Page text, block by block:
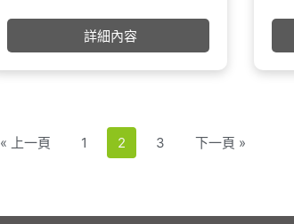
介於已在台上市的 SportContact 7
(SC7) 與 Ultra Contact 7 (UC7) 之
Macro-Block
部位採用大胎
可降低噪音水
馬牌 MC7 主
詳細內容
汽
« 上一頁 1 2 3 下一頁 »